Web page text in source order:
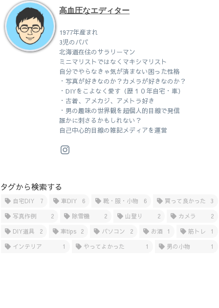
高血圧なエディター
1977年産まれ
3児のパパ
北海道在住のサラリーマン
ミニマリストではなくマキシマリスト
自分でやらなきゃ気が済まない困った性格
・写真が好きなのか？カメラが好きなのか？
・DIYをこよなく愛す（歴１０年自宅・車）
・古着、アメカジ、アメトラ好き
・男の趣味の世界観を超個人的目線で発信
誰かに刺さるかもしれない？
自己中心的目線の雑記メディアを運営
タグから検索する
自宅DIY 7 車DIY 6 靴・服・小物 6 買って良かった
3
写真作例
2 除雪機 2 山登り 2 カメラ
2
DIY道具
2 車tips 2 パソコン 2 お酒 1 筋トレ
1
インテリア
1 やってよかった 1 男の小物 1